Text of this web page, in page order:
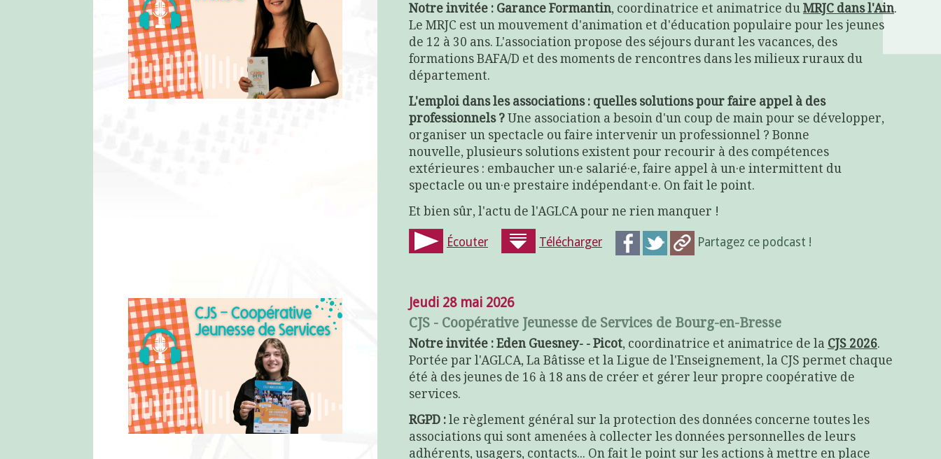
Notre invitée : Garance Formantin, coordinatrice et animatrice du MRJC dans l'Ain.
Le MRJC est un mouvement d'animation et d'éducation populaire pour les jeunes
de 12 à 30 ans. L'association propose des séjours durant les vacances, des
formations BAFA/D et des moments de rencontres dans les milieux ruraux du
département.
L'emploi dans les associations : quelles solutions pour faire appel à des
professionnels ? Une association a besoin d'un coup de main pour se développer,
organiser un spectacle ou faire intervenir un professionnel ? Bonne
nouvelle, plusieurs solutions existent pour recourir à des compétences
extérieures : embaucher un·e salarié·e, faire appel à un·e intermittent du
spectacle ou un·e prestaire indépendant·e. On fait le point.
Et bien sûr, l'actu de l'AGLCA pour ne rien manquer !
Écouter Télécharger Partagez ce podcast !
Jeudi 28 mai 2026
CJS - Coopérative Jeunesse de Services de Bourg-en-Bresse
Notre invitée : Eden Guesney- - Picot, coordinatrice et animatrice de la CJS 2026.
Portée par l'AGLCA, La Bâtisse et la Ligue de l'Enseignement, la CJS permet chaque
été à des jeunes de 16 à 18 ans de créer et gérer leur propre coopérative de
services.
RGPD : le règlement général sur la protection des données concerne toutes les
associations qui sont amenées à collecter les données personnelles de leurs
adhérents, usagers, contacts... On fait le point sur les actions à mettre en place